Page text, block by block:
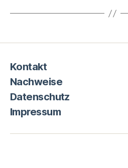
Kontakt
Nachweise
Datenschutz
Impressum